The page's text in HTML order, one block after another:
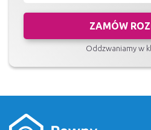
ZAMÓW
Oddzwaniamy w